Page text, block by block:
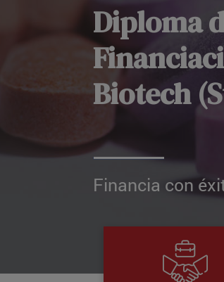
Diploma
Biotech
Financia con